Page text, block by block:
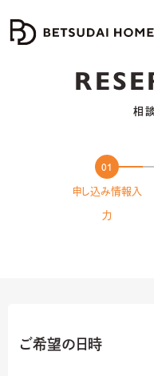
相
申し込み情報入
力
ご希望の日時